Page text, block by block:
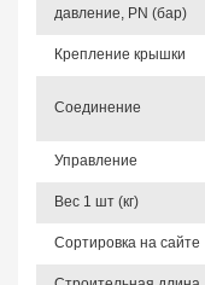
давление, PN (бар)
Крепление крышки
Соединение
Управление
Вес 1 шт (кг)
Сортировка на сайте